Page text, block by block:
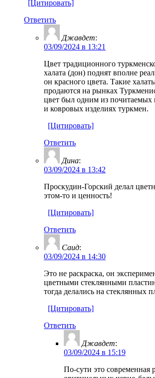
[Цитировать]
Ответить
Джавдет:
03/09/2024 в 13:21
Цвет традиционного
халата (дон) поднят вполне
он красного цвета. Такие
продаются на рынках
цвет был одним из почитаемых
и ковровых изделиях туркмен.
[Цитировать]
Ответить
Дина:
03/09/2024 в 13:42
Проскудин-Горский делал
этом-то и ценность!
[Цитировать]
Ответить
Саид:
03/09/2024 в 14:30
Это не раскраска, он
цветными стеклянными
тогда делались на стеклянных
[Цитировать]
Ответить
Джавдет:
03/09/2024 в 15:19
По-сути это современная